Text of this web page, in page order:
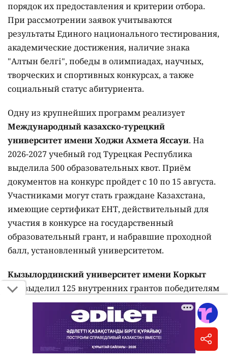
порядок их предоставления и критерии отбора.
При рассмотрении заявок учитываются
результаты Единого национального тестирования,
академические достижения, наличие знака
"Алтын белгі", победы в олимпиадах, научных,
творческих и спортивных конкурсах, а также
социальный статус абитуриента.
Одну из крупнейших программ реализует
Международный казахско-турецкий
университет имени Ходжи Ахмета Яссауи. На
2026-2027 учебный год Турецкая Республика
выделила 500 образовательных квот. Приём
документов на конкурс пройдет с 10 по 15 августа.
Участниками могут стать граждане Казахстана,
имеющие сертификат ЕНТ, действительный для
участия в конкурсе на государственный
образовательный грант, и набравшие проходной
балл, установленный университетом.
Кызылординский университет имени Коркыт
ата
выделил 125 внутренних грантов победителям
олимпиад по IT-направлениям, проектов и
конкурсов среди талантливых школьников. Кроме
того, два выпускника организаций для детей-
сирот и детей, оставшихся без попечения
родителей, а также детской деревни семейного